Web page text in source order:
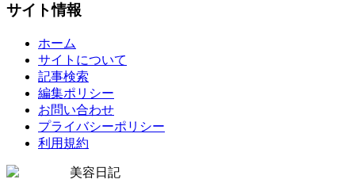
サイト情報
ホーム
サイトについて
記事検索
編集ポリシー
お問い合わせ
プライバシーポリシー
利用規約
美容日記